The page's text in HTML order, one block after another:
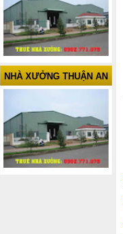
NHÀ XƯỞNG THUẬN AN